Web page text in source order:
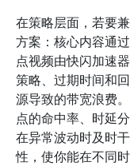
在策略层面，若要
方案：核心内容通
点视频由快闪加速
策略、过期时间和
源导致的带宽浪费
点的命中率、时延
在异常波动时及时
性，使你能在不同